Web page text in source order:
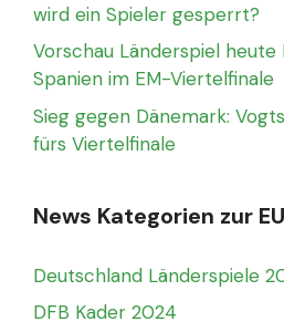
wird ein Spieler gesperrt?
Vorschau Länderspiel
Spanien im EM-Viertelfinale
Sieg gegen Dänemark:
fürs Viertelfinale
News Kategorien zur
Deutschland Länderspiele
DFB Kader 2024